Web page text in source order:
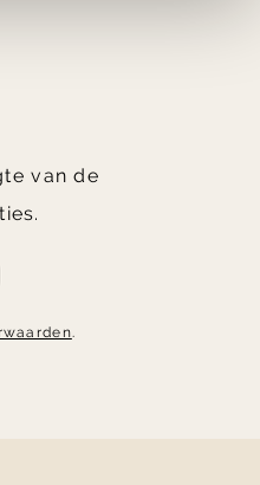
van de
.